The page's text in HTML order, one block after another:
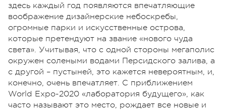
здесь каждый год появляются впечатляющие
воображение дизайнерские небоскребы,
огромные парки и искусственные острова,
которые претендуют на звание «нового чуда
света». Учитывая, что с одной стороны мегаполис
окружен солеными водами Персидского залива, а
с другой – пустыней, это кажется невероятным, и,
конечно, очень впечатляет. С приближением
World Expo-2020 «лаборатория будущего», как
часто называют это место, рождает все новые и